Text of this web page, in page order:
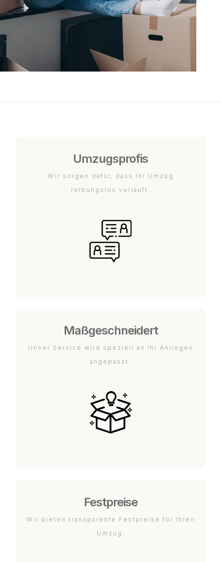
Umzugsprofis
Wir sorgen dafür, dass Ihr Umzug
reibungslos verläuft.
Maßgeschneidert
Unser Service wird speziell an Ihr Anliegen
angepasst.
Festpreise
Wir bieten transparente Festpreise für Ihren
Umzug.